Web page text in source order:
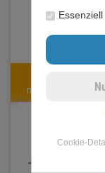
mit Code:
Essenziell
Cookie-